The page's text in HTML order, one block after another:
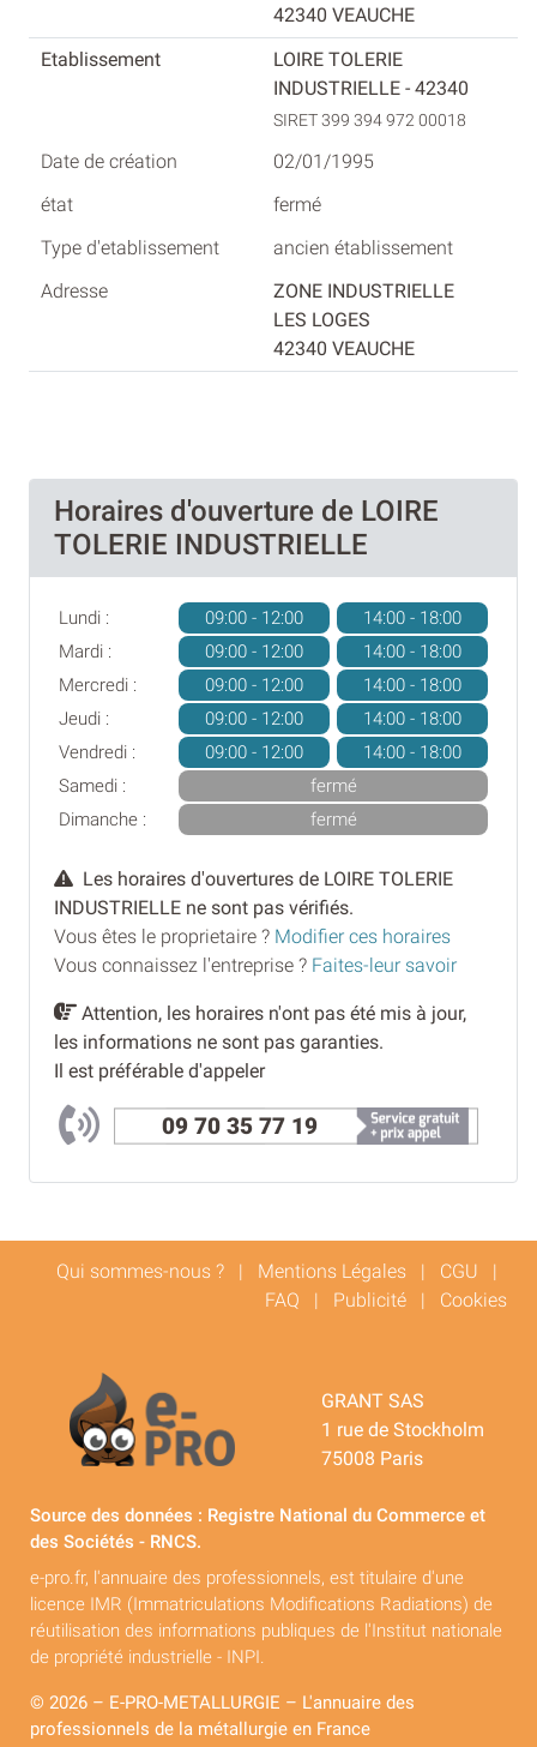
42340 VEAUCHE
LOIRE TOLERIE
INDUSTRIELLE - 42340
SIRET 399 394 972 00018
02/01/1995
fermé
ancien établissement
ZONE INDUSTRIELLE
LES LOGES
42340 VEAUCHE
Horaires d'ouverture de LOIRE
TOLERIE INDUSTRIELLE
Lundi : 09:00 - 12:00
14:00 - 18:00
Mardi :
09:00 - 12:00
14:00 - 18:00
Mercredi :
09:00 - 12:00
14:00 - 18:00
Jeudi :
09:00 - 12:00
14:00 - 18:00
Vendredi :
09:00 - 12:00
14:00 - 18:00
Samedi :
fermé
Dimanche :
fermé
Les horaires d'ouvertures de LOIRE TOLERIE
INDUSTRIELLE ne sont pas vérifiés.
Vous êtes le proprietaire ? Modifier ces horaires
Vous connaissez l'entreprise ? Faites-leur savoir
Attention, les horaires n'ont pas été mis à jour,
les informations ne sont pas garanties.
Il est préférable d'appeler
09 70 35 77 19
Qui sommes-nous ? | Mentions Légales | CGU |
FAQ | Publicité | Cookies
GRANT SAS
1 rue de Stockholm
75008 Paris
Source des données : Registre National du Commerce et
des Sociétés - RNCS.
e-pro.fr, l'annuaire des professionnels, est titulaire d'une
licence IMR (Immatriculations Modifications Radiations) de
réutilisation des informations publiques de l'Institut nationale
de propriété industrielle - INPI.
© 2026 – E-PRO-METALLURGIE – L'annuaire des
professionnels de la métallurgie en France